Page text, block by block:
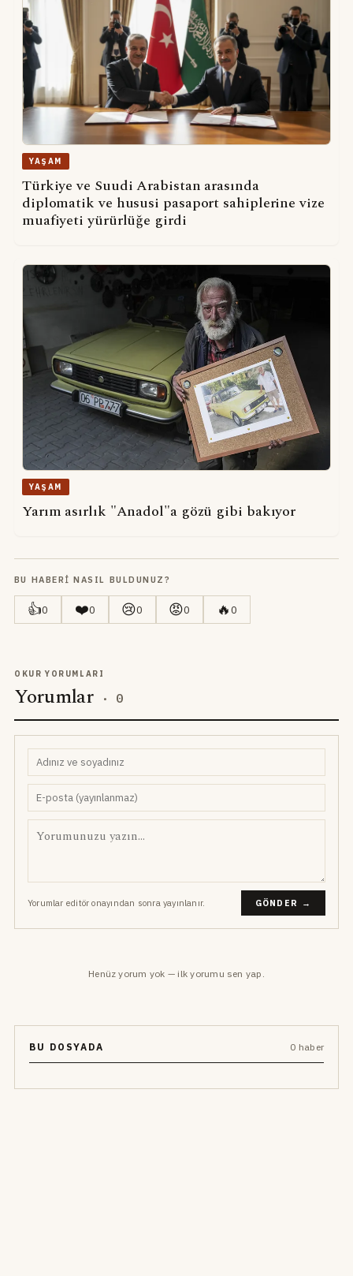
YAŞAM
Türkiye ve Suudi Arabistan arasında
diplomatik ve hususi pasaport sahiplerine vize
muafiyeti yürürlüğe girdi
YAŞAM
Yarım asırlık "Anadol"a gözü gibi bakıyor
BU HABERI NASIL BULDUNUZ?
👍0 ❤️0 😢0 😡0 🔥0
OKUR YORUMLARI
Yorumlar · 0
Yorumlar editör onayından sonra yayınlanır. GÖNDER →
Henüz yorum yok — ilk yorumu sen yap.
BU DOSYADA 0 haber